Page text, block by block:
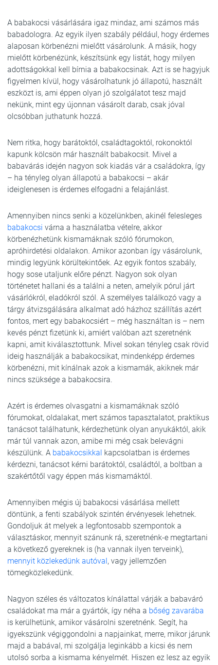
A babakocsi vásárlására igaz mindaz, ami számos más
babadologra. Az egyik ilyen szabály például, hogy érdemes
alaposan körbenézni mielőtt vásárolunk. A másik, hogy
mielőtt körbenézünk, készítsünk egy listát, hogy milyen
adottságokkal kell bírnia a babakocsinak. Azt is se hagyjuk
figyelmen kívül, hogy vásárolhatunk jó állapotú, használt
eszközt is, ami éppen olyan jó szolgálatot tesz majd
nekünk, mint egy újonnan vásárolt darab, csak jóval
olcsóbban juthatunk hozzá.
Nem ritka, hogy barátoktól, családtagoktól, rokonoktól
kapunk kölcsön már használt babakocsit. Mivel a
babavárás idején nagyon sok kiadás vár a családokra, így
– ha tényleg olyan állapotú a babakocsi – akár
ideiglenesen is érdemes elfogadni a felajánlást.
Amennyiben nincs senki a közelünkben, akinél felesleges
babakocsi várna a használatba vételre, akkor
körbenézhetünk kismamáknak szóló fórumokon,
apróhirdetési oldalakon. Amikor azonban így vásárolunk,
mindig legyünk körültekintőek. Az egyik fontos szabály,
hogy sose utaljunk előre pénzt. Nagyon sok olyan
történetet hallani és a találni a neten, amelyik pórul járt
vásárlókról, eladókról szól. A személyes találkozó vagy a
tárgy átvizsgálására alkalmat adó házhoz szállítás azért
fontos, mert egy babakocsiért – még használtan is – nem
kevés pénzt fizetünk ki, amiért valóban azt szeretnénk
kapni, amit kiválasztottunk. Mivel sokan tényleg csak rövid
ideig használják a babakocsikat, mindenképp érdemes
körbenézni, mit kínálnak azok a kismamák, akiknek már
nincs szüksége a babakocsira.
Azért is érdemes olvasgatni a kismamáknak szóló
fórumokat, oldalakat, mert számos tapasztalatot, praktikus
tanácsot találhatunk, kérdezhetünk olyan anyukáktól, akik
már túl vannak azon, amibe mi még csak belevágni
készülünk. A babakocsikkal kapcsolatban is érdemes
kérdezni, tanácsot kérni barátoktól, családtól, a boltban a
szakértőtől vagy éppen más kismamáktól.
Amennyiben mégis új babakocsi vásárlása mellett
döntünk, a fenti szabályok szintén érvényesek lehetnek.
Gondoljuk át melyek a legfontosabb szempontok a
választáskor, mennyit szánunk rá, szeretnénk-e megtartani
a következő gyereknek is (ha vannak ilyen terveink),
mennyit közlekedünk autóval, vagy jellemzően
tömegközlekedünk.
Nagyon széles és változatos kínálattal várják a babaváró
családokat ma már a gyártók, így néha a bőség zavarába
is kerülhetünk, amikor vásárolni szeretnénk. Segít, ha
igyekszünk végiggondolni a napjainkat, merre, mikor járunk
majd a babával, mi szolgálja leginkább a kicsi és nem
utolsó sorba a kismama kényelmét. Hiszen ez lesz az egyik